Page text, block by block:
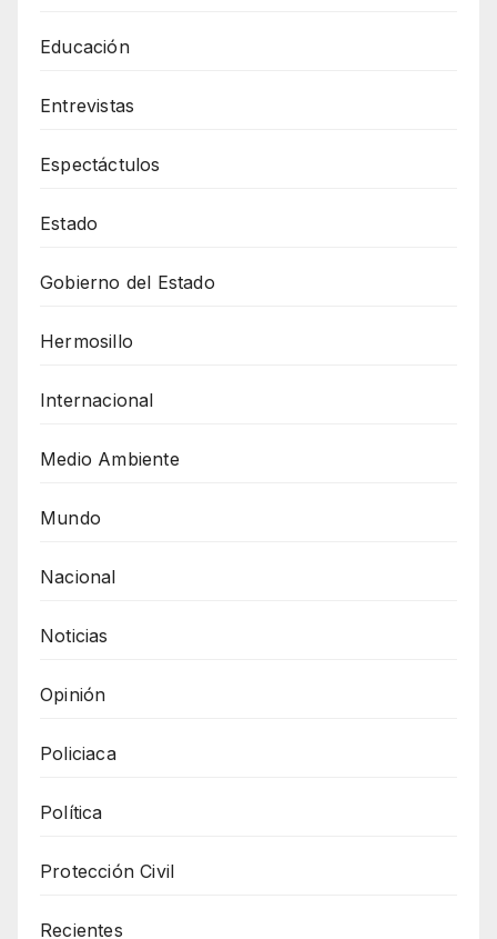
Educación
Entrevistas
Espectáctulos
Estado
Gobierno del Estado
Hermosillo
Internacional
Medio Ambiente
Mundo
Nacional
Noticias
Opinión
Policiaca
Política
Protección Civil
Recientes